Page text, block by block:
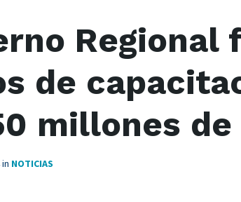
Regional
de
millones de
in NOTICIAS